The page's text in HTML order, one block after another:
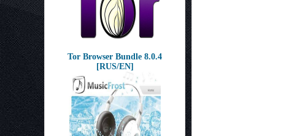
Tor Browser Bundle 8.0.4
[RUS/EN]